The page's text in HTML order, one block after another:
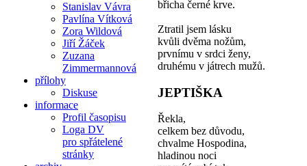
Stanislav Vávra
Pavlína Vítková
Zora Wildová
Jiří Žáček
Zuzana
Zimmermannová
přílohy
Diskuse
informace
Profil časopisu
Loga DV
pro spřátelené
stránky
břicha černé krve.
Ztratil jsem lásku
kvůli dvěma nožům,
prvnímu v srdci ženy,
druhému v játrech mužů.
JEPTIŠKA
Řekla,
celkem bez důvodu,
chvalme Hospodina,
hladinou noci